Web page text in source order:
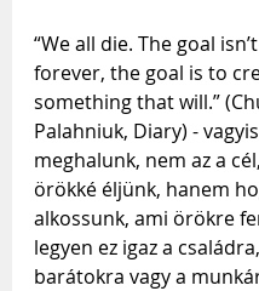
“We all die. The goal
forever, the goal is to
something that will.”
Palahniuk, Diary) -
meghalunk, nem az a
örökké éljünk, hanem
alkossunk, ami örökre
legyen ez igaz a
barátokra vagy a